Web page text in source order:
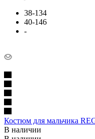
38-134
40-146
-
Костюм для мальчика
В наличии